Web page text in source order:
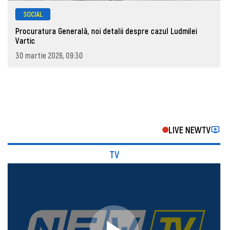
SOCIAL
Procuratura Generală, noi detalii despre cazul Ludmilei
Vartic
30 martie 2026, 09:30
LIVE NEWTV
TV